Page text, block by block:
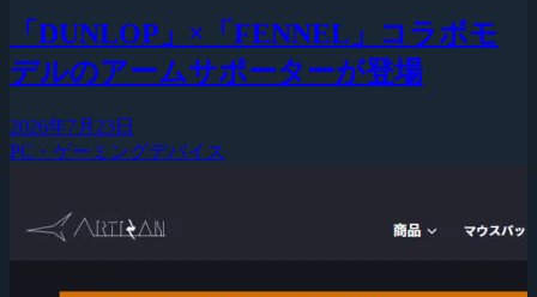
「DUNLOP」×「FENNEL」コラボモ
デルのアームサポーターが登場
2026年7月23日
PC・ゲーミングデバイス